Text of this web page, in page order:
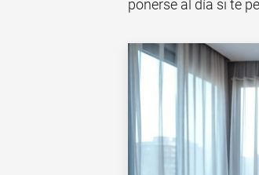
ponerse al día si te